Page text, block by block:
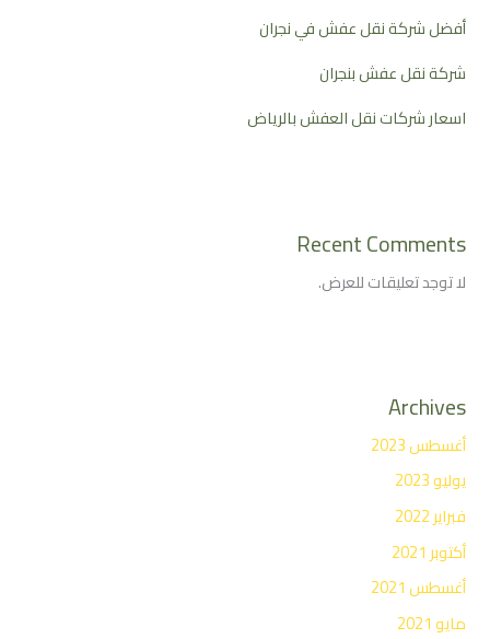
أفضل شركة نقل عفش في نجران
شركة نقل عفش بنجران
اسعار شركات نقل العفش بالرياض
Recent Comments
لا توجد تعليقات للعرض.
Archives
أغسطس 2023
يوليو 2023
فبراير 2022
أكتوبر 2021
أغسطس 2021
مايو 2021